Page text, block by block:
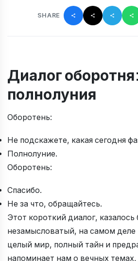
SHARE
Диалог
полнолуния
Оборотень:
Не подскажете, какая сегодня
Полнолуние.
Оборотень:
Спасибо.
Не за что, обращайтесь.
Этот короткий диалог,
незамысловатый, на самом деле
целый мир, полный тайн и
напоминает нам о вечных